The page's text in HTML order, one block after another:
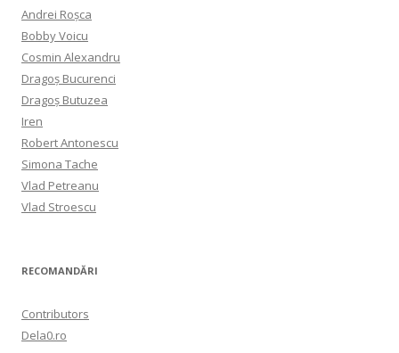
Andrei Roșca
Bobby Voicu
Cosmin Alexandru
Dragoș Bucurenci
Dragoș Butuzea
Iren
Robert Antonescu
Simona Tache
Vlad Petreanu
Vlad Stroescu
RECOMANDĂRI
Contributors
Dela0.ro